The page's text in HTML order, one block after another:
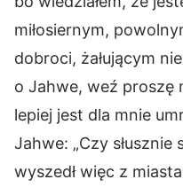
miłosiernym,
dobroci, żałującym
o Jahwe, weź proszę
lepiej jest dla mnie
Jahwe: „Czy słusznie
wyszedł więc z